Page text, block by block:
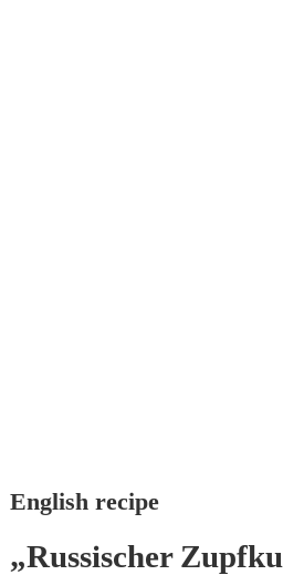
English recipe
„Russischer